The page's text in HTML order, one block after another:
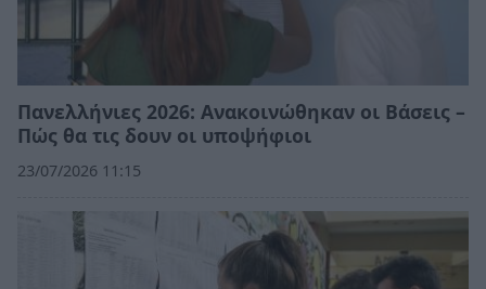
Πανελλήνιες 2026: Ανακοινώθηκαν οι Βάσεις –
Πώς θα τις δουν οι υποψήφιοι
23/07/2026 11:15